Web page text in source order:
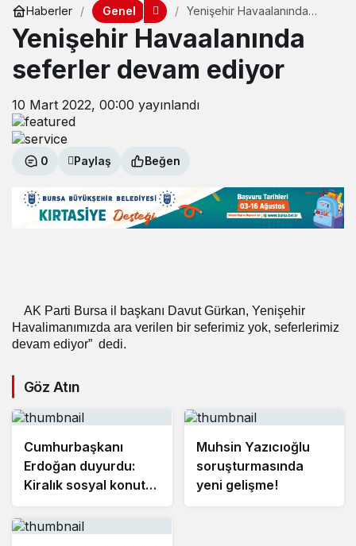
Haberler Genel
Yenişehir Havaalanında
Yenişehir Havaalanında
seferler devam ediyor
10 Mart 2022, 00:00 yayınlandı
0 Paylaş Beğen
AK Parti Bursa il başkanı Davut Gürkan, Yenişehir
Havalimanımızda ara verilen bir seferimiz yok, seferlerimiz
devam ediyor” dedi.
Göz Atın
Cumhurbaşkanı
Erdoğan duyurdu:
Kiralık sosyal konut
başlıyor
Muhsin Yazıcıoğlu
soruşturmasında
yeni gelişme!